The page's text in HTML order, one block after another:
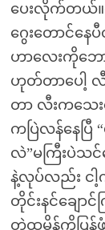
ပေးလိုက်တယ်။
ဂွေးတောင်နေ
ဟာလေးကိုဘ
ဟုတ်တာပေါ့
တာ လီးကသေ
ကပြဲလန်နေပ
လဲ”မကြီးပဲသင်
နဲ့လုပ်လည်း ငါ့
တိုင်းနင်ချော
တဲ့ထမိန်ကိုပြန်